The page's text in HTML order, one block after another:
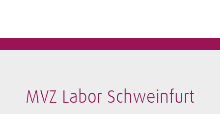
MVZ Labor Schweinfurt